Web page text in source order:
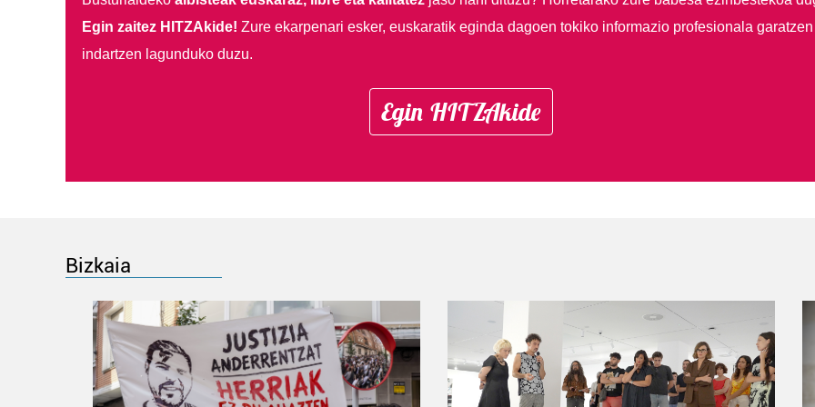
Egin zaitez HITZAkide! Zure ekarpenari esker, euskaratik eginda dagoen tokiko informazio profesionala
indartzen lagunduko duzu.
Egin HITZAkide
Bizkaia